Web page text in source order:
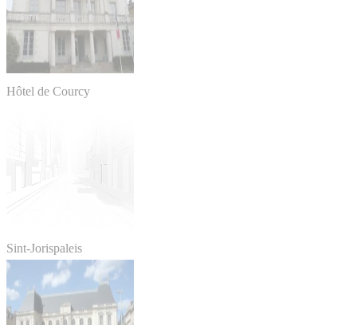
Hôtel de Courcy
Sint-Jorispaleis